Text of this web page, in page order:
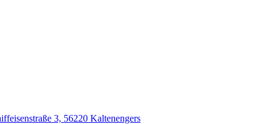
3, 56220 Kaltenengers